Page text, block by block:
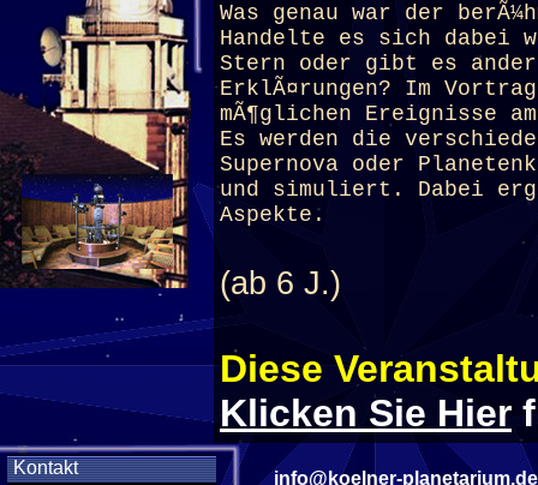
Kontakt
Was genau war der
Handelte es sich dabei
Stern oder gibt es
ErklÃ¤rungen? Im
mÃ¶glichen Ereignisse
Es werden die
Supernova oder
und simuliert. Dabei
Aspekte.
(ab 6 J.)
Diese
Klicken Sie Hier
info@koelner-planetarium.de